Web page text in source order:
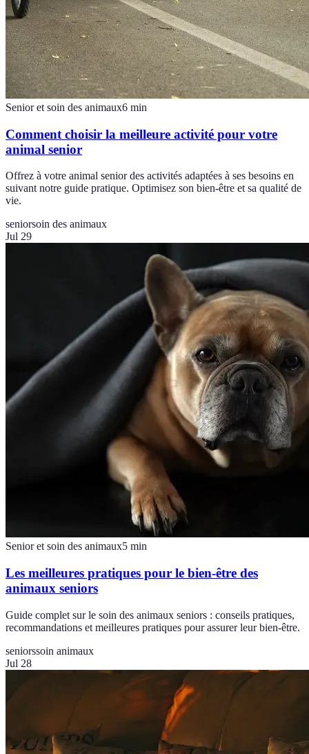
Senior et soin des animaux6 min
Comment choisir la meilleure activité pour votre
animal senior
Offrez à votre animal senior des activités adaptées à ses besoins en
suivant notre guide pratique. Optimisez son bien-être et sa qualité de
vie.
seniorsoin des animaux
Jul 29
Senior et soin des animaux5 min
Les meilleures pratiques pour le bien-être des
animaux seniors
Guide complet sur le soin des animaux seniors : conseils pratiques,
recommandations et meilleures pratiques pour assurer leur bien-être.
seniorssoin animaux
Jul 28